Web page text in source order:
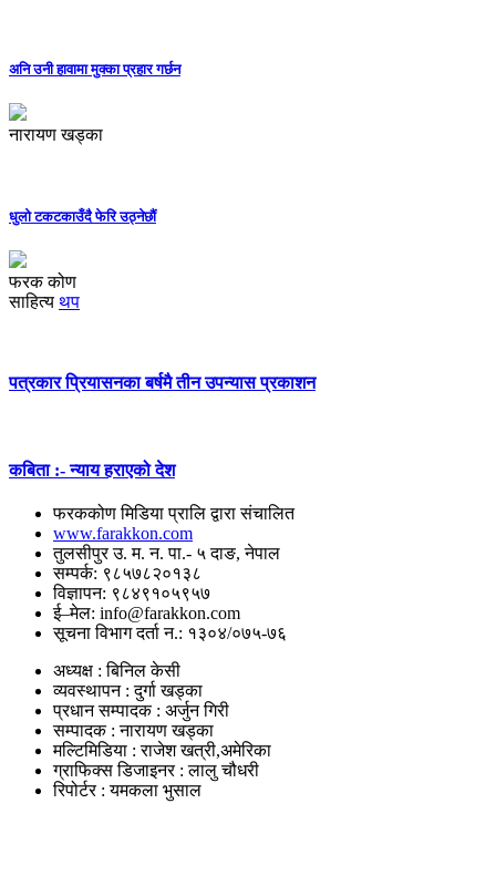
अनि उनी हावामा मुक्का प्रहार गर्छन
नारायण खड्का
धुलो टकटकाउँदै फेरि उठ्नेछौं
फरक कोण
साहित्य थप
पत्रकार प्रियासनका बर्षमै तीन उपन्यास प्रकाशन
कबिता :- न्याय हराएको देश
फरककोण मिडिया प्रालि द्वारा संचालित
www.farakkon.com
तुलसीपुर उ. म. न. पा.- ५ दाङ, नेपाल
सम्पर्क: ९८५७८२०१३८
विज्ञापन: ९८४९१०५९५७
ई–मेल: info@farakkon.com
सूचना विभाग दर्ता न.: १३०४/०७५-७६
अध्यक्ष : बिनिल केसी
व्यवस्थापन : दुर्गा खड्का
प्रधान सम्पादक : अर्जुन गिरी
सम्पादक : नारायण खड्का
मल्टिमिडिया : राजेश खत्री,अमेरिका
ग्राफिक्स डिजाइनर : लालु चौधरी
रिपोर्टर : यमकला भुसाल